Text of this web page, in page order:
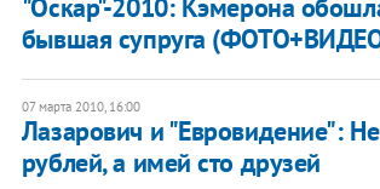
бывшая супруга
07 марта 2010, 16:00
Лазарович и "Евровидение":
рублей, а имей сто друзей